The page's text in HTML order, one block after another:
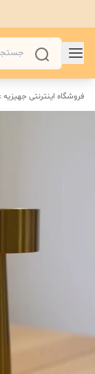
فروشگاه اینترنتی